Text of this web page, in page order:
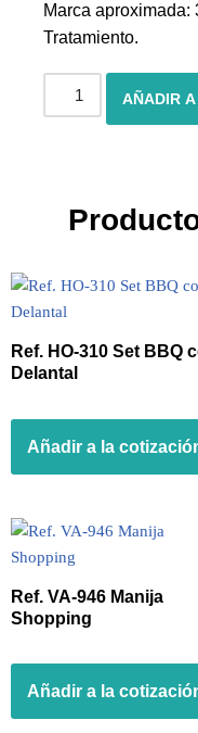
Marca aproximada:
Tratamiento.
AÑADIR
Ref. HO-310 Set BBQ
Delantal
Añadir a la
Ref. VA-946 Manija
Shopping
Añadir a la